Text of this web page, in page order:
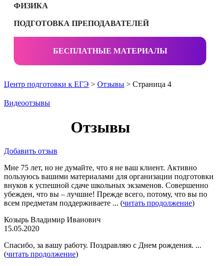
ФИЗИКА
ПОДГОТОВКА ПРЕПОДАВАТЕЛЕЙ
БЕСПЛАТНЫЕ МАТЕРИАЛЫ
Центр подготовки к ЕГЭ > Отзывы > Страница 4
Видеоотзывы
Отзывы
Добавить отзыв
Мне 75 лет, но не думайте, что я не ваш клиент. Активно
пользуюсь вашими материалами для организации подготовки
внуков к успешной сдаче школьных экзаменов. Совершенно
убежден, что вы – лучшие! Прежде всего, потому, что вы по
всем предметам поддерживаете ... (читать продолжение)
Козырь Владимир Иванович
15.05.2020
Спасибо, за вашу работу. Поздравляю с Днем рождения. ...
(читать продолжение)